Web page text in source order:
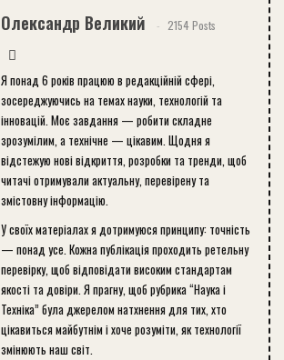
Олександр Великий 2154 Posts
Я понад 6 років працюю в редакційній сфері,
зосереджуючись на темах науки, технологій та
інновацій. Моє завдання — робити складне
зрозумілим, а технічне — цікавим. Щодня я
відстежую нові відкриття, розробки та тренди, щоб
читачі отримували актуальну, перевірену та
змістовну інформацію.
У своїх матеріалах я дотримуюся принципу: точність
— понад усе. Кожна публікація проходить ретельну
перевірку, щоб відповідати високим стандартам
якості та довіри. Я прагну, щоб рубрика “Наука і
Техніка” була джерелом натхнення для тих, хто
цікавиться майбутнім і хоче розуміти, як технології
змінюють наш світ.